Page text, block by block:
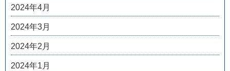
2024年4月
2024年3月
2024年2月
2024年1月